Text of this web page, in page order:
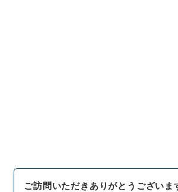
ご訪問いただきありがとうございま